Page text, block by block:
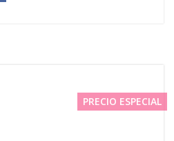
PRECIO ESPECIAL